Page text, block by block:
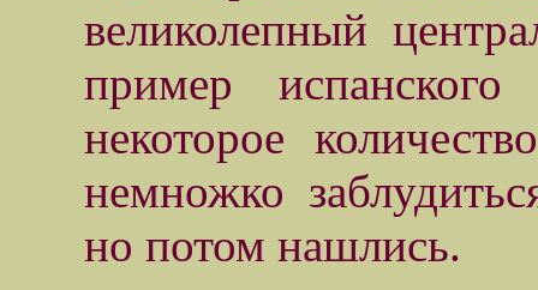
великолепный
пример
некоторое
немножко
но потом нашлись.